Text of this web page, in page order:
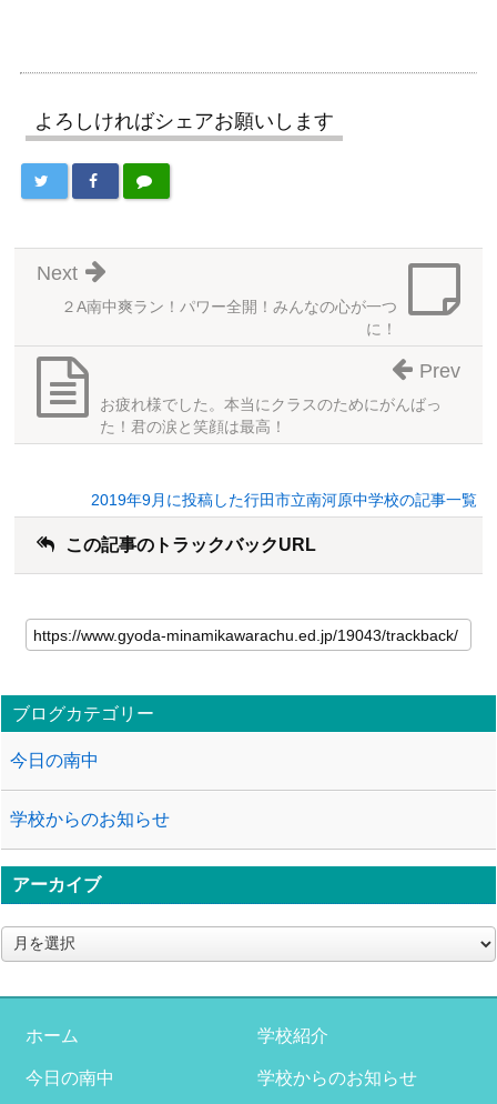
よろしければシェアお願いします
２A南中爽ラン！パワー全開！みんなの心が一つ
に！
Next
お疲れ様でした。本当にクラスのためにがんばっ
た！君の涙と笑顔は最高！
Prev
2019年9月に投稿した行田市立南河原中学校の記事一覧
この記事のトラックバックURL
ブログカテゴリー
今日の南中
学校からのお知らせ
アーカイブ
ア
ー
イ
ホーム 学校紹介
今日の南中 学校からのお知らせ